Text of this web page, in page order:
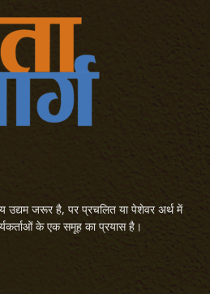
उद्यम जरूर है, पर प्रचलित या पेशेवर अर्थ में
के एक समूह का प्रयास है।